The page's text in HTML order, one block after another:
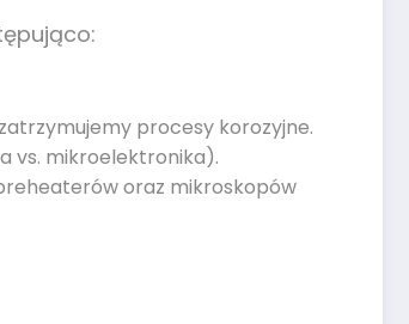
procesy korozyjne.
vs. mikroelektronika).
oraz mikroskopów